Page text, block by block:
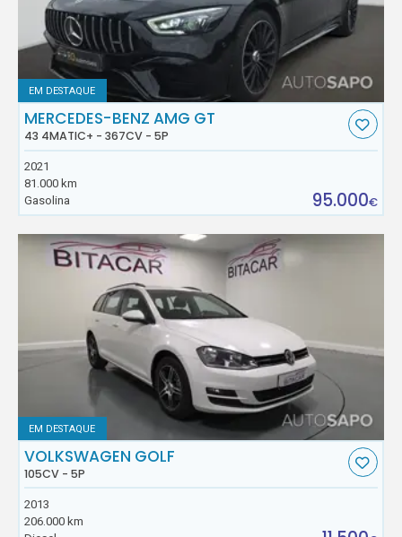
EM DESTAQUE
MERCEDES-BENZ AMG GT
43 4MATIC+ - 367CV - 5P
2021
81.000 km
Gasolina
95.000€
EM DESTAQUE
VOLKSWAGEN GOLF
105CV - 5P
2013
206.000 km